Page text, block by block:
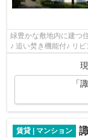
緑豊かな敷地内に建つ
♪ 追い焚き機能付♪ リ
「
賃貸 | マンション 諏